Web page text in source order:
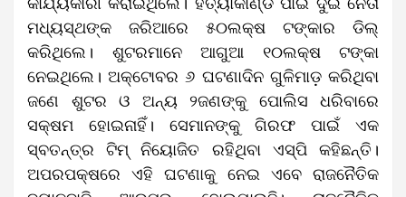
ମଧ୍ୟସ୍ଥଙ୍କ ଜରିଆରେ ୫୦ଲକ୍ଷ ଟଙ୍କାର ଡିଲ୍‌
କରିଥିଲେ। ଶୁଟରମାନେ ଆଗୁଆ ୧୦ଲକ୍ଷ ଟଙ୍କା
ନେଇଥିଲେ। ଅକ୍ଟୋବର ୬ ଘଟଣାଦିନ ଗୁଳିମାଡ଼ କରିଥିବା
ଜଣେ ଶୁଟର ଓ ଅନ୍ୟ ୨ଜଣଙ୍କୁ ପୋଲିସ ଧରିବାରେ
ସକ୍ଷମ ହୋଇନାହିଁ। ସେମାନଙ୍କୁ ଗିରଫ ପାଇଁ ଏକ
ସ୍ବତନ୍ତ୍ର ଟିମ୍‌ ନିୟୋଜିତ ରହିଥିବା ଏସ୍‌ପି କହିଛନ୍ତି।
ଅପରପକ୍ଷରେ ଏହି ଘଟଣାକୁ ନେଇ ଏବେ ରାଜନୈତିକ